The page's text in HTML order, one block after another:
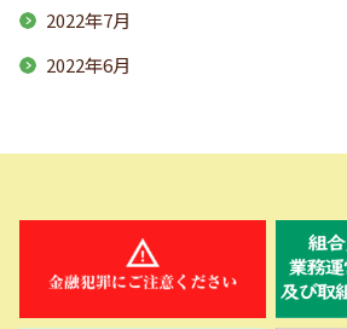
2022年7月
2022年6月